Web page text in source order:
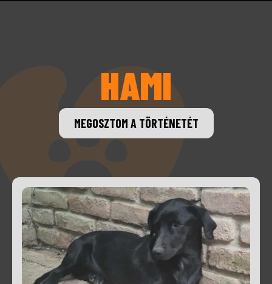
MEGOSZTOM A TÖRTÉNETÉT
HAMI